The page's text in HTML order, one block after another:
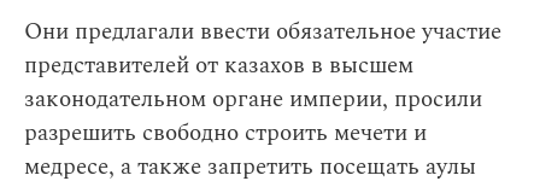
Они предлагали ввести обязательное участие
представителей от казахов в высшем
законодательном органе империи, просили
разрешить свободно строить мечети и
медресе, а также запретить посещать аулы